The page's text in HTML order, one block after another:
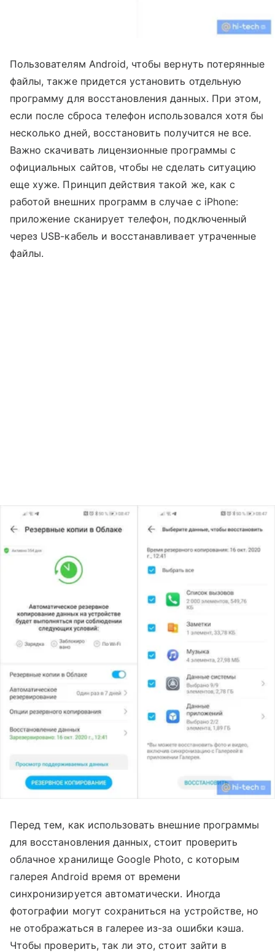
Пользователям Android, чтобы вернуть потерянные
файлы, также придется установить отдельную
программу для восстановления данных. При этом,
если после сброса телефон использовался хотя бы
несколько дней, восстановить получится не все.
Важно скачивать лицензионные программы с
официальных сайтов, чтобы не сделать ситуацию
еще хуже. Принцип действия такой же, как с
работой внешних программ в случае с iPhone:
приложение сканирует телефон, подключенный
через USB-кабель и восстанавливает утраченные
файлы.
Перед тем, как использовать внешние программы
для восстановления данных, стоит проверить
облачное хранилище Google Photo, с которым
галерея Android время от времени
синхронизируется автоматически. Иногда
фотографии могут сохраниться на устройстве, но
не отображаться в галерее из-за ошибки кэша.
Чтобы проверить, так ли это, стоит зайти в